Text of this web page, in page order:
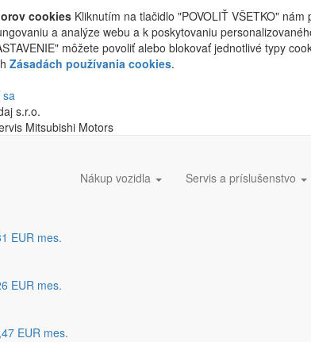
cookies Kliknutím na tlačidlo "POVOLIŤ VŠETKO"
a analýze webu a k poskytovaniu
môžete povoliť alebo blokovať jednotlivé typy
Zásadách používania cookies.
sa
s.r.o.
Mitsubishi Motors
EUR mes.
EUR mes.
EUR mes.
Nákup vozidla Servis a príslušenstvo